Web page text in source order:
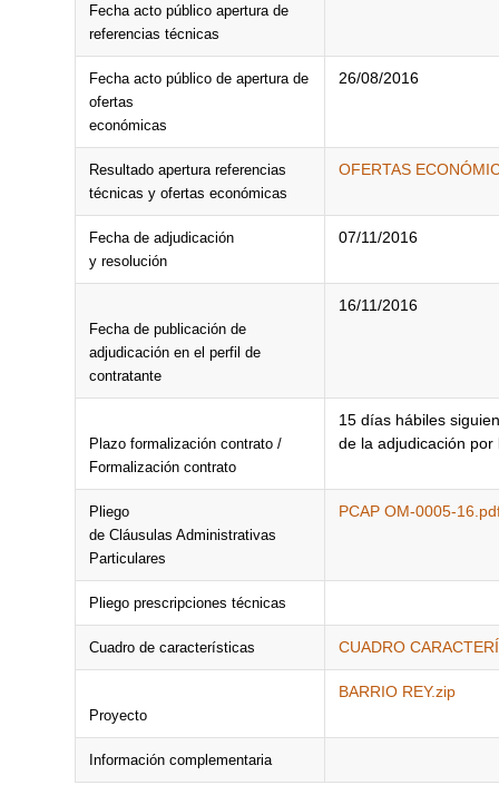
Fecha acto público apertura de
referencias técnicas
Fecha acto público de apertura de
ofertas
económicas
26/08/2016
Resultado apertura referencias
técnicas y ofertas económicas
OFERTAS
Fecha de adjudicación
y resolución
07/11/2016
Fecha de publicación de
adjudicación en el perfil de
contratante
16/11/2016
Plazo formalización contrato /
Formalización contrato
15 días hábiles
de la adjudicación por
Pliego
de Cláusulas Administrativas
Particulares
PCAP OM-0005-
Pliego prescripciones técnicas
Cuadro de características CUADRO
Proyecto
BARRIO REY.zip
Información complementaria